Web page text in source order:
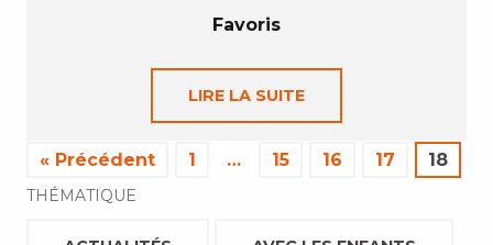
Favoris
LIRE LA SUITE
« Précédent 1 … 15 16 17 18
THÉMATIQUE